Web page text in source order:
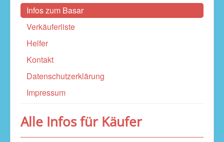
Infos zum Basar
Verkäuferliste
Helfer
Kontakt
Datenschutzerklärung
Impressum
Alle Infos für Käufer